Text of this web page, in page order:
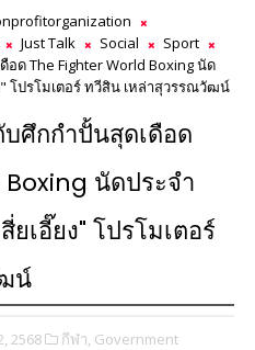
Just Talk Social
Sport
ด The Fighter World Boxing นัด
โปรโมเตอร์ ทวีสิน เหล่าสุวรรณวัฒน์
ศึกกำปั้นสุดเดือด
นัดประจำ
เอี๊ยง" โปรโมเตอร์
น์
2568 กีฬา, Government